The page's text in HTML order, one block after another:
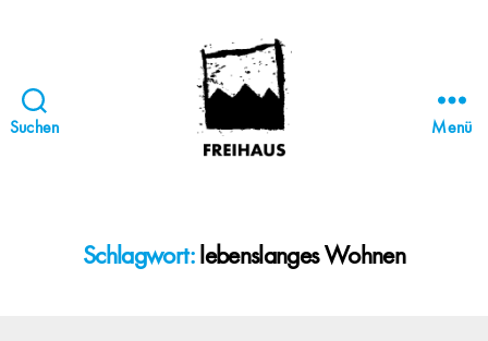
Suchen
STATTBAU
HAMBURG
Menü
Schlagwort: lebenslanges Wohnen